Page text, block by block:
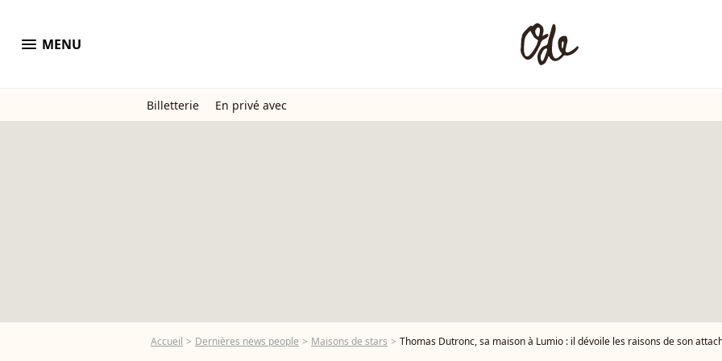
menu MENU
Billetterie En privé avec
Accueil Dernières news people Maisons de stars Thomas Dutronc, sa maison à Lumio : il dévoile les raisons de son